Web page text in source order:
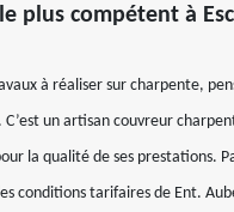
plus compétent à
à réaliser sur charpente,
un artisan couvreur
la qualité de ses prestations.
conditions tarifaires de Ent.